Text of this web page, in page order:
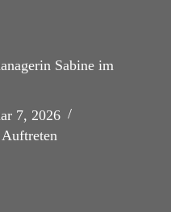
Sabine im
7, 2026
Auftreten